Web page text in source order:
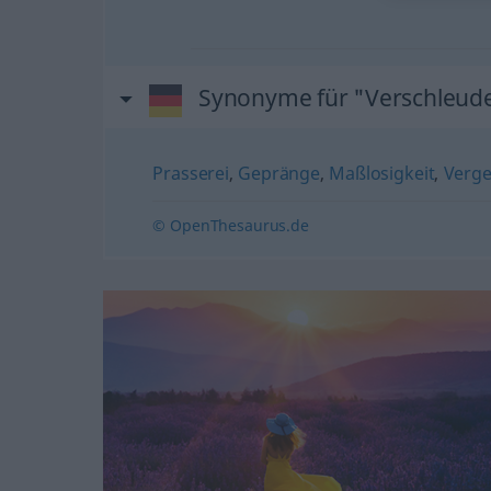
Synonyme für
Prasserei, Gepränge, Maßlosigkeit,
© OpenThesaurus.de